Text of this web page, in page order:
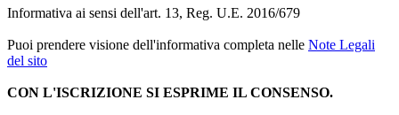
Informativa ai sensi dell'art. 13, Reg. U.E. 2016/679
Puoi prendere visione dell'informativa completa nelle Note Legali
del sito
CON L'ISCRIZIONE SI ESPRIME IL CONSENSO.